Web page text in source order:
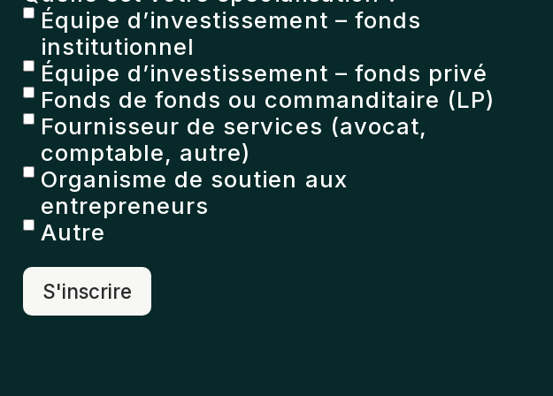
Équipe d’investissement – fonds
institutionnel
Équipe d’investissement – fonds privé
Fonds de fonds ou commanditaire (LP)
Fournisseur de services (avocat,
comptable, autre)
Organisme de soutien aux
entrepreneurs
Autre